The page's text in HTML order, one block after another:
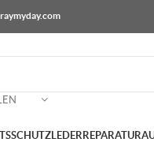
LEDERREPARATUR